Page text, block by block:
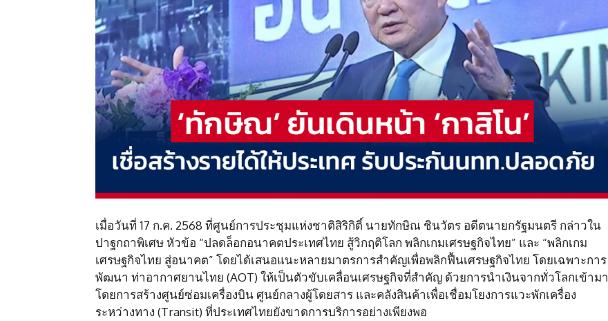
เมื่อวันที่ 17 ก.ค. 2568 ที่ศูนย์การประชุมแห่งชาติสิริกิติ์ นายทักษิณ ชินวัตร อดีตนายกรัฐมนตรี กล่าวใน
ปาฐกถาพิเศษ หัวข้อ “ปลดล็อกอนาคตประเทศไทย สู้วิกฤติโลก พลิกเกมเศรษฐกิจไทย” และ “พลิกเกม
เศรษฐกิจไทย สู่อนาคต” โดยได้เสนอแนะหลายมาตรการสำคัญเพื่อพลิกฟื้นเศรษฐกิจไทย โดยเฉพาะการ
พัฒนา ท่าอากาศยานไทย (AOT) ให้เป็นตัวขับเคลื่อนเศรษฐกิจที่สำคัญ ด้วยการนำเงินจากทั่วโลกเข้ามา
โดยการสร้างศูนย์ซ่อมเครื่องบิน ศูนย์กลางผู้โดยสาร และคลังสินค้าเพื่อเชื่อมโยงการแวะพักเครื่อง
ระหว่างทาง (Transit) ที่ประเทศไทยยังขาดการบริการอย่างเพียงพอ